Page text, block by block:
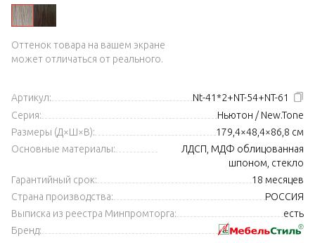
Оттенок товара на вашем экране
может отличаться от реального.
Артикул:
Nt-41*2+NT-54+NT-61
Серия:
Ньютон / New.Tone
Размеры (Д×Ш×В):
179,4×48,4×86,8 см
Основные материалы:
ЛДСП, МДФ облицованная
шпоном, стекло
Гарантийный срок:
18 месяцев
Страна производства:
РОССИЯ
Выписка из реестра Минпромторга:
есть
Бренд: